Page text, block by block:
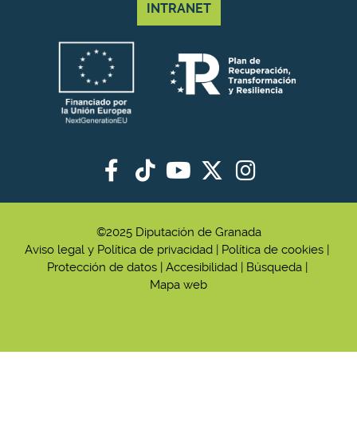
INTRANET
©2025 Diputación de Granada
Aviso legal y Política de privacidad | Política de cookies |
Protección de datos | Accesibilidad | Búsqueda |
Mapa web